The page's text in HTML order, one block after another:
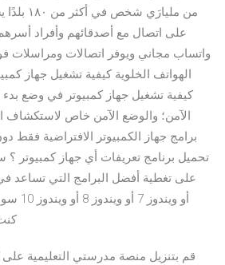
من
على اتصال مع أصدقائهم وأفراد
واتساب مجاني ويوفر اتصالات ومراسلات
الهواتف الخلوية كيفية تشغيل جهاز
كيفية تشغيل جهاز كمبيوتر في وضع بدء
الآمن؛ والوضع الآمن خاص لاستكشاف
برامج جهاز الكمبيوتر الافتراضية
تحميل برنامج تعريفات أي جهاز كمبيوتر
على تغطية أفضل البرامج التي تساعد
قم بتنزيل منصة مدرستي التعليمية على